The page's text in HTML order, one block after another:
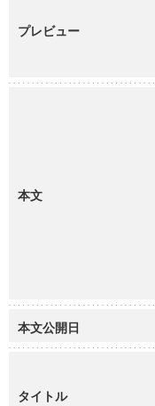
プレビュー
本文
本文公開日
タイトル